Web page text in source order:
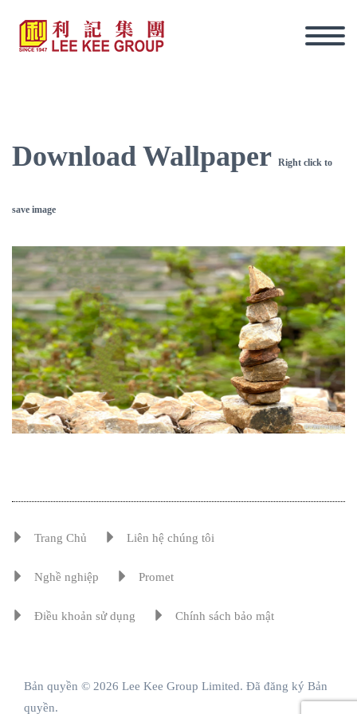
tiếng Việt
Download Wallpaper Right click to
save image
Trang Chủ Liên hệ chúng tôi
Nghề nghiệp Promet
Điều khoản sử dụng Chính sách bảo mật
Bản quyền © 2026 Lee Kee Group Limited. Đã đăng ký Bản
quyền.